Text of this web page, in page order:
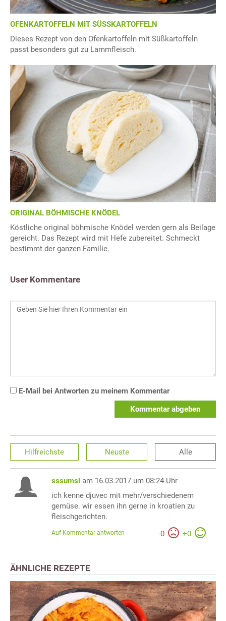
OFENKARTOFFELN MIT SÜSSKARTOFFELN
Dieses Rezept von den Ofenkartoffeln mit Süßkartoffeln
passt besonders gut zu Lammfleisch.
ORIGINAL BÖHMISCHE KNÖDEL
Köstliche original böhmische Knödel werden gern als Beilage
gereicht. Das Rezept wird mit Hefe zubereitet. Schmeckt
bestimmt der ganzen Familie.
User Kommentare
E-Mail bei Antworten zu meinem Kommentar
Kommentar abgeben
Hilfreichste Neuste Alle
sssumsi am 16.03.2017 um 08:24 Uhr
ich kenne djuvec mit mehr/verschiedenem
gemüse. wir essen ihn gerne in kroatien zu
fleischgerichten.
-0 +0
Auf Kommentar antworten
ÄHNLICHE REZEPTE